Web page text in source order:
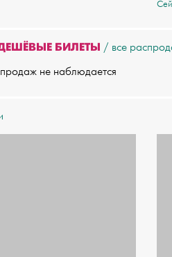
БИЛЕТЫ
все
не наблюдается